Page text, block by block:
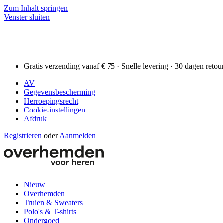
Zum Inhalt springen
Venster sluiten
Gratis verzending vanaf € 75 · Snelle levering · 30 dagen
AV
Gegevensbescherming
Herroepingsrecht
Cookie-instellingen
Afdruk
Registrieren oder Aanmelden
Nieuw
Overhemden
Truien & Sweaters
Polo's & T-shirts
Ondergoed